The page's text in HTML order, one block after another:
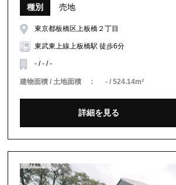
種別 売地
東京都板橋区上板橋２丁目
東武東上線上板橋駅 徒歩6分
- / - / -
建物面積 / 土地面積 ： - / 524.14m²
詳細を見る